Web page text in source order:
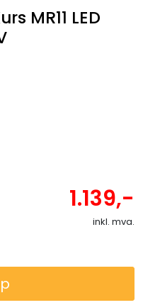
MR11 LED
1.139,-
inkl. mva.